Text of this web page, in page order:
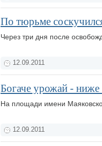
По тюрьме
Через три дня после
12.09.2011
Богаче урожай -
На площади имени
12.09.2011